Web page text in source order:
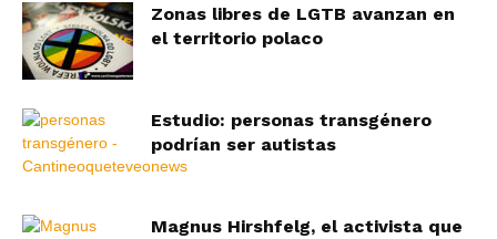
Zonas libres de LGTB avanzan en
el territorio polaco
Estudio: personas transgénero
podrían ser autistas
Magnus Hirshfelg, el activista que